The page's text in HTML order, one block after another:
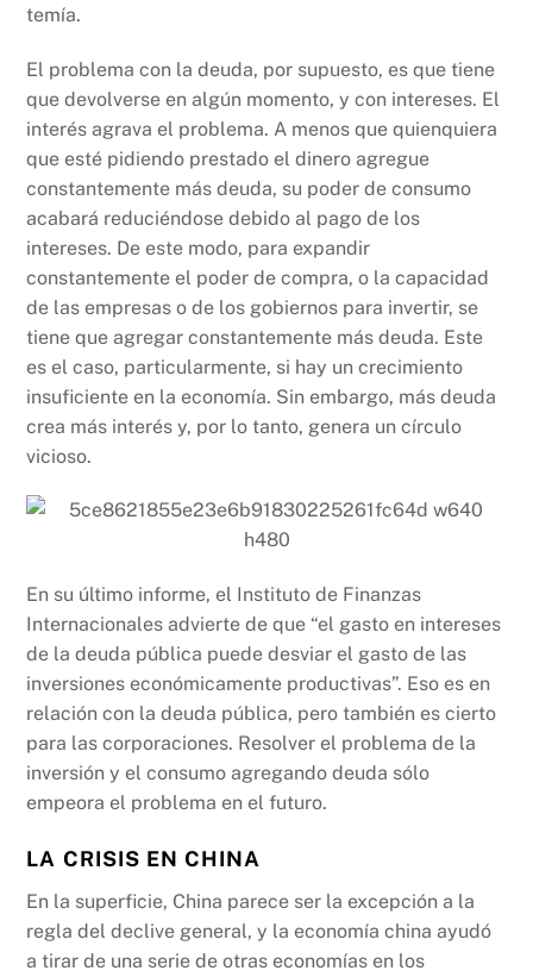
temía.
El problema con la deuda, por supuesto, es que tiene
que devolverse en algún momento, y con intereses. El
interés agrava el problema. A menos que quienquiera
que esté pidiendo prestado el dinero agregue
constantemente más deuda, su poder de consumo
acabará reduciéndose debido al pago de los
intereses. De este modo, para expandir
constantemente el poder de compra, o la capacidad
de las empresas o de los gobiernos para invertir, se
tiene que agregar constantemente más deuda. Este
es el caso, particularmente, si hay un crecimiento
insuficiente en la economía. Sin embargo, más deuda
crea más interés y, por lo tanto, genera un círculo
vicioso.
En su último informe, el Instituto de Finanzas
Internacionales advierte de que “el gasto en intereses
de la deuda pública puede desviar el gasto de las
inversiones económicamente productivas”. Eso es en
relación con la deuda pública, pero también es cierto
para las corporaciones. Resolver el problema de la
inversión y el consumo agregando deuda sólo
empeora el problema en el futuro.
LA CRISIS EN CHINA
En la superficie, China parece ser la excepción a la
regla del declive general, y la economía china ayudó
a tirar de una serie de otras economías en los